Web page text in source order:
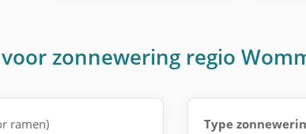
zonnewering regio
ramen)
Type